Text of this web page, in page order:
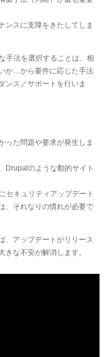
ンスに支障をきたしてしま
手法を選択することは、相
か…から要件に応じた手法
ンス／サポートを行いま
った問題や要求が発生しま
Drupalのような動的サイト
セキュリティアップデート
、それなりの慣れが必要で
、アップデートがリリース
な不安が解消します。